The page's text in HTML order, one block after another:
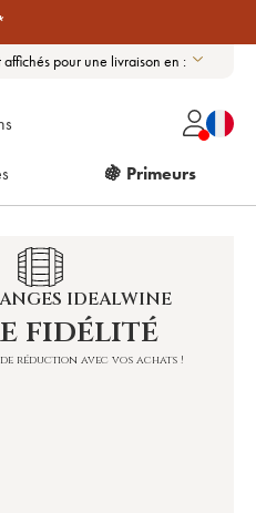
affichés pour une livraison en :
🍇 Primeurs
IDEALWINE
fidélité
de réduction avec vos achats !